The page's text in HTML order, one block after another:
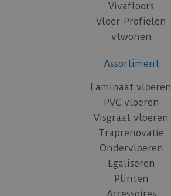
Vivafloors
Vloer-Profielen
vtwonen
Assortiment
Laminaat vloeren
PVC vloeren
Visgraat vloeren
Traprenovatie
Ondervloeren
Egaliseren
Plinten